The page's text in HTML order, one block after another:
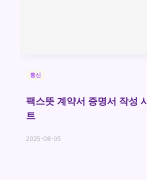
통신
팩스뜻 계약서 증명서 작성
트
2025-08-05